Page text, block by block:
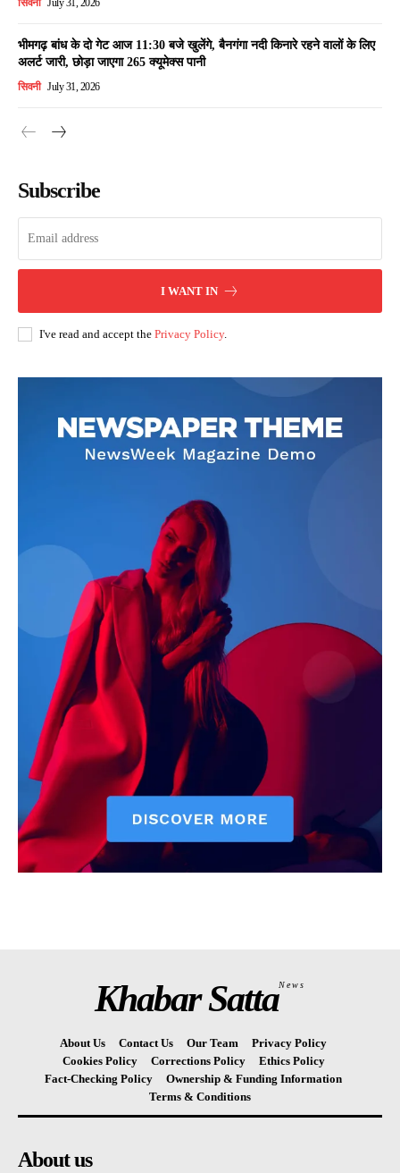
सिवनी July 31, 2026
भीमगढ़ बांध के दो गेट आज 11:30 बजे खुलेंगे, बैनगंगा नदी किनारे रहने वालों के लिए
अलर्ट जारी, छोड़ा जाएगा 265 क्यूमेक्स पानी
सिवनी July 31, 2026
Subscribe
I WANT IN
I've read and accept the Privacy Policy.
Khabar SattaNews
About Us Contact Us Our Team
Privacy Policy
Cookies Policy
Corrections Policy
Ethics Policy
Fact-Checking Policy
Ownership & Funding Information
Terms & Conditions
About us